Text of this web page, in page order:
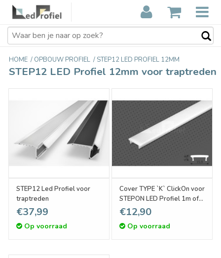
HOME / OPBOUW PROFIEL / STEP12 LED PROFIEL 12MM
STEP12 LED Profiel 12mm voor traptreden
STEP12 Led Profiel voor
traptreden
€37,99
Op voorraad
Cover TYPE `K` ClickOn voor
STEPON LED Profiel 1m of
2m lengte
€12,90
Op voorraad